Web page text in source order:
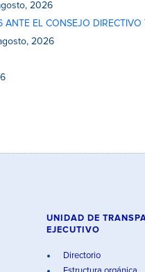
2026
ANTE EL CONSEJO DIRECTIVO
2026
UNIDAD DE
EJECUTIVO
Directorio